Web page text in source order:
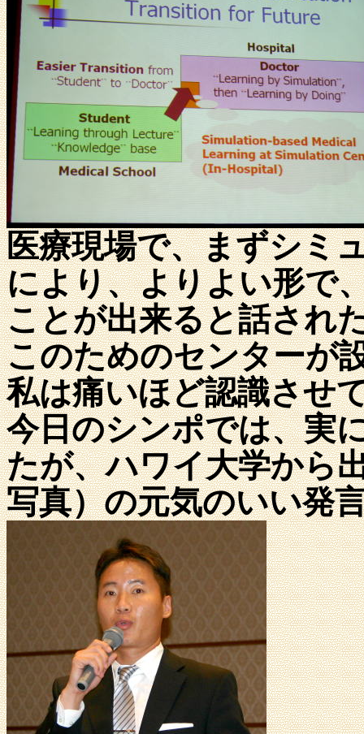
医療現場で、まずシミ
により、よりよい形で
ことが出来ると話され
このためのセンターが
私は痛いほど認識させ
今日のシンポでは、実
たが、ハワイ大学から
写真）の元気のいい発